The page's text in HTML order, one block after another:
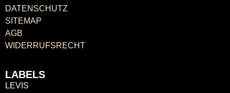
DATENSCHUTZ
SITEMAP
AGB
WIDERRUFSRECHT
LABELS
LEVIS